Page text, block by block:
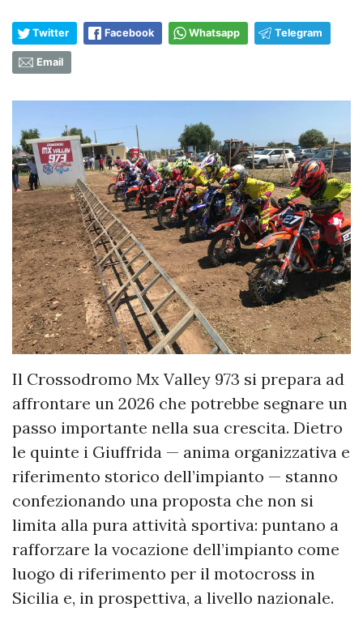
Twitter Facebook Whatsapp Telegram
Email
Il Crossodromo Mx Valley 973 si prepara ad
affrontare un 2026 che potrebbe segnare un
passo importante nella sua crescita. Dietro
le quinte i Giuffrida — anima organizzativa e
riferimento storico dell’impianto — stanno
confezionando una proposta che non si
limita alla pura attività sportiva: puntano a
rafforzare la vocazione dell’impianto come
luogo di riferimento per il motocross in
Sicilia e, in prospettiva, a livello nazionale.